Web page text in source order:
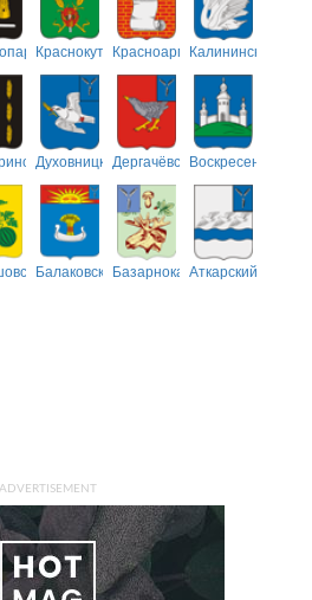
КраснокутскийКрасноармейский
Калининский
ДуховницкийДергачёвскийВоскресенский
БалаковскийБазарнокарабулакский
Аткарский
ADVERTISEMENT